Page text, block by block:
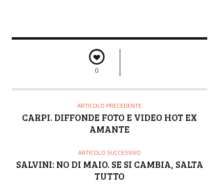
0
ARTICOLO PRECEDENTE
CARPI. DIFFONDE FOTO E VIDEO HOT EX
AMANTE
ARTICOLO SUCCESSIVO
SALVINI: NO DI MAIO. SE SI CAMBIA, SALTA
TUTTO